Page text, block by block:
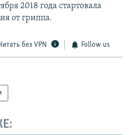
2018 года стартовала
от гриппа.
без VPN Follow us